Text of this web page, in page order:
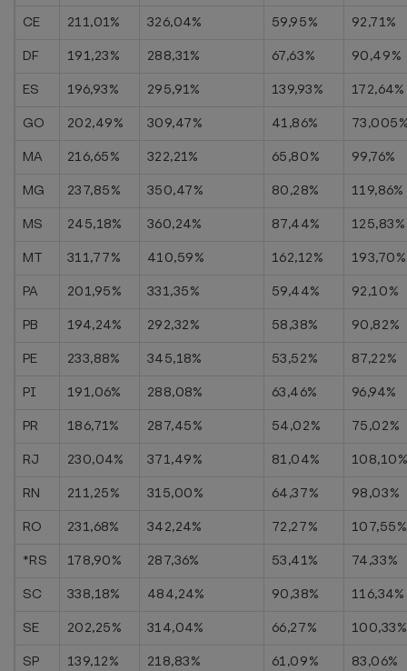
CE
211,01% 326,04% 59,95%
92,71%
DF
191,23% 288,31% 67,63%
90,49%
ES
196,93% 295,91% 139,93%
172,64%
GO
202,49% 309,47% 41,86%
MA
216,65% 322,21% 65,80%
99,76%
MG
237,85% 350,47% 80,28%
119,86%
MS
245,18% 360,24% 87,44%
125,83%
MT
311,77% 410,59% 162,12%
193,70%
PA
201,95% 331,35% 59,44%
92,10%
PB
194,24% 292,32% 58,38%
90,82%
PE
233,88% 345,18% 53,52%
87,22%
PI
191,06% 288,08% 63,46%
96,94%
PR
186,71% 287,45% 54,02%
75,02%
RJ
230,04% 371,49% 81,04%
RN
211,25% 315,00% 64,37%
98,03%
RO
231,68% 342,24% 72,27%
107,55%
*RS
178,90% 287,36% 53,41%
74,33%
SC
338,18% 484,24% 90,38%
116,34%
SE
202,25% 314,04% 66,27%
100,33%
SP
139,12% 218,83% 61,09%
83,06%